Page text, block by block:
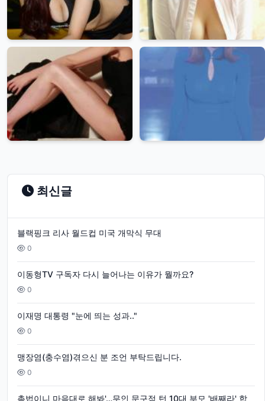
최신글
블랙핑크 리사 월드컵 미국 개막식 무대
0
이동형TV 구독자 다시 늘어나는 이유가 뭘까요?
0
이재명 대통령 "눈에 띄는 성과.."
0
맹장염(충수염)겪으신 분 조언 부탁드립니다.
0
촉법이니 마음대로 해봐'…무인 문구점 턴 10대 부모 '배째라' 합